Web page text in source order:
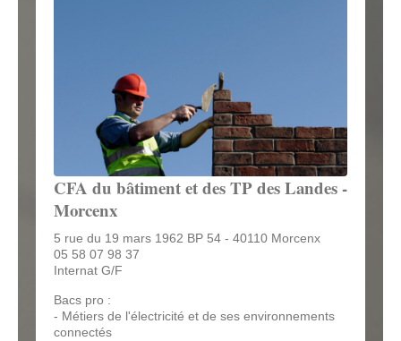
CFA du bâtiment et des TP des Landes -
Morcenx
5 rue du 19 mars 1962 BP 54 - 40110 Morcenx
05 58 07 98 37
Internat G/F
Bacs pro :
- Métiers de l'électricité et de ses environnements
connectés